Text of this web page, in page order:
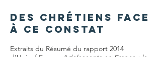
Des chrétiens face
à ce constat
Extraits du Résumé du rapport 2014